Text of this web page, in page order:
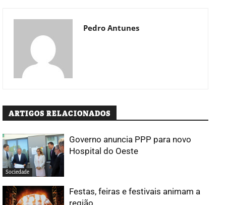
Pedro Antunes
ARTIGOS RELACIONADOS
Sociedade
Governo anuncia PPP para novo
Hospital do Oeste
Festas, feiras e festivais animam a